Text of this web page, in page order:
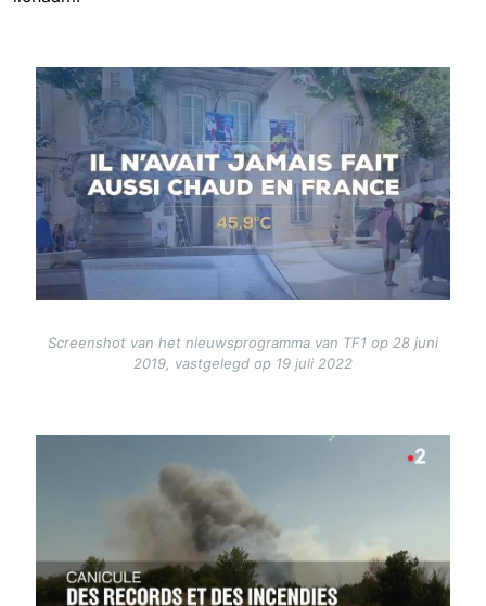
Image
Screenshot van het nieuwsprogramma van TF1 op 28 juni
2019, vastgelegd op 19 juli 2022